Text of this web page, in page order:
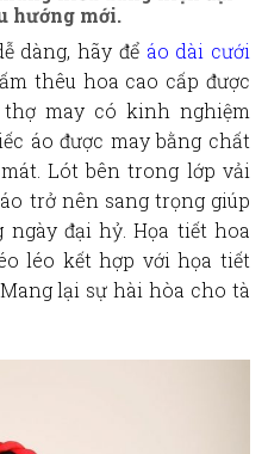
hướng mới.
dàng, hãy để áo dài cưới
thêu hoa cao cấp được
may có kinh nghiệm
áo được may bằng chất
Lót bên trong lớp vải
trở nên sang trọng giúp
đại hỷ. Họa tiết hoa
léo kết hợp với họa tiết
lại sự hài hòa cho tà